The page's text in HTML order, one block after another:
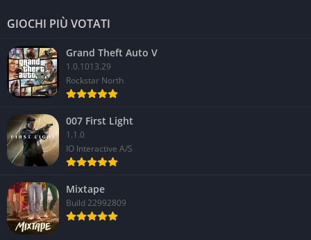
GIOCHI PIÙ VOTATI
Grand Theft Auto V
1.0.1013.29
Rockstar North
007 First Light
1.1.0
IO Interactive A/S
Mixtape
Build 22992809